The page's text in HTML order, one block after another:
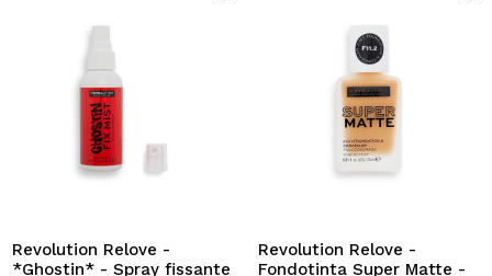
Revolution Relove -
*Ghostin* - Spray fissante
Revolution Relove -
Fondotinta Super Matte -